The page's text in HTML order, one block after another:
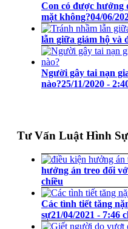
Con có được hưởng
mặt không?04/06/
lẫn giữa giám hộ và
Người gây tai nạn
nào?25/11/2020 -
Tư Vấn Luật Hình Sự
hưởng án treo đối
chiều
Các tình tiết tăng
sự21/04/2021 - 7:46